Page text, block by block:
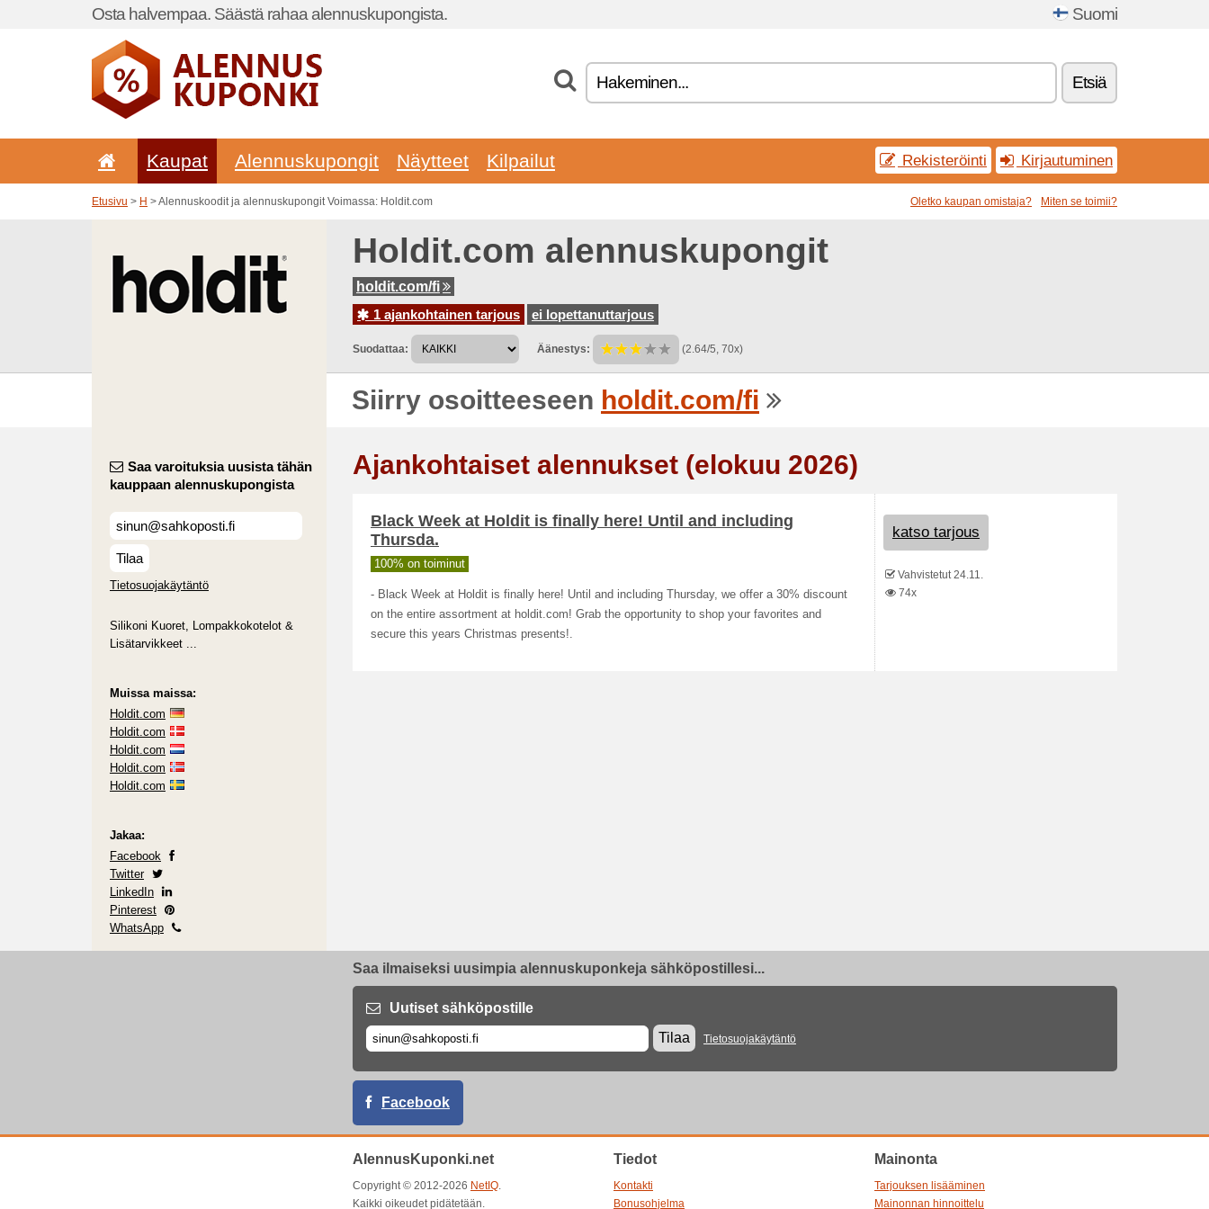
Osta halvempaa. Säästä rahaa alennuskupongista. Suomi
Etsiä
Kaupat Alennuskupongit Näytteet Kilpailut Rekisteröinti Kirjautuminen
Etusivu > H > Alennuskoodit ja alennuskupongit Voimassa: Holdit.com Oletko kaupan omistaja? Miten se toimii?
Holdit.com alennuskupongit
holdit.com/fi
1 ajankohtainen tarjous
ei lopettanuttarjous
Suodattaa: Äänestys: (2.64/5, 70x)
Siirry osoitteeseen holdit.com/fi
Saa varoituksia uusista tähän
kauppaan alennuskupongista
Tilaa
Tietosuojakäytäntö
Silikoni Kuoret, Lompakkokotelot &
Lisätarvikkeet ...
Muissa maissa:
Holdit.com
Holdit.com
Holdit.com
Holdit.com
Holdit.com
Jakaa:
Facebook
Twitter
LinkedIn
Pinterest
WhatsApp
Ajankohtaiset alennukset (elokuu 2026)
Black Week at Holdit is finally here! Until and including
Thursda.
100% on toiminut
- Black Week at Holdit is finally here! Until and including Thursday, we offer a 30% discount
on the entire assortment at holdit.com! Grab the opportunity to shop your favorites and
secure this years Christmas presents!.
katso tarjous
Vahvistetut 24.11.
74x
Saa ilmaiseksi uusimpia alennuskuponkeja sähköpostillesi...
Uutiset sähköpostille
Tilaa
Tietosuojakäytäntö
Facebook
AlennusKuponki.net
Copyright © 2012-2026 NetIQ.
Kaikki oikeudet pidätetään.
Tiedot
Kontakti
Bonusohjelma
Mainonta
Tarjouksen lisääminen
Mainonnan hinnoittelu